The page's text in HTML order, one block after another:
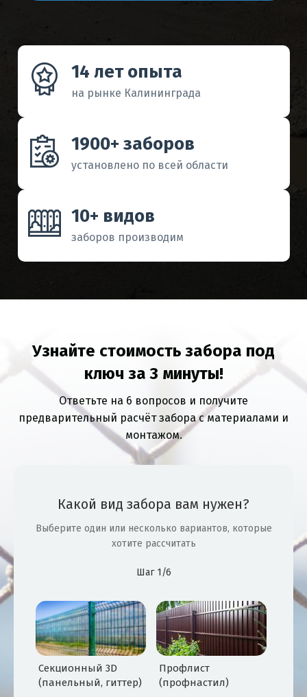
14 лет опыта
на рынке Калининграда
1900+ заборов
установлено по всей области
10+ видов
заборов производим
Узнайте стоимость забора под
ключ за 3 минуты!
Ответьте на 6 вопросов и получите
предварительный расчёт забора с материалами и
монтажом.
Какой вид забора вам нужен?
Выберите один или несколько вариантов, которые
хотите рассчитать
Шаг 1/6
Секционный 3D
(панельный, гиттер)
Профлист
(профнастил)